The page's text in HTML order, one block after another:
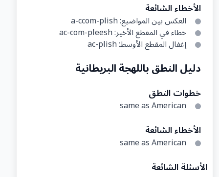
الأخطاء الشائعة
العكس بين المواضيع: a-ccom-plish
خطاء في المقطع الأخير: ac-com-pleesh
إغفال المقطع الأوسط: ac-plish
دليل النطق باللهجة البريطانية
خطوات النطق
same as American
الأخطاء الشائعة
same as American
الأسئلة الشائعة